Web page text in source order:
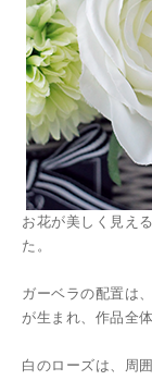
お花が美しく見え
た。
ガーベラの配置は
が生まれ、作品全
白のローズは、周